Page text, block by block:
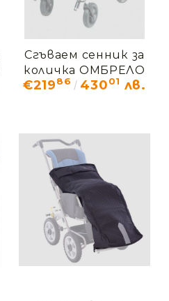
Сгъваем сенник за
количка ОМБРЕЛО
OMО_405
€21986 43001 лв.